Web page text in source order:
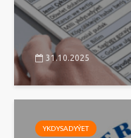
31.10.2025
YKDYSADYÝET